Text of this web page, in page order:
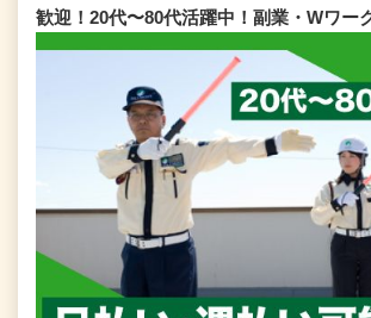
歓迎！20代〜80代活躍中！副業・Wワー